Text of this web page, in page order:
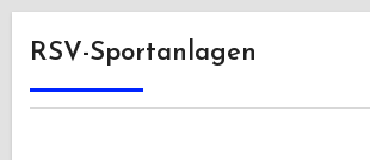
RSV-Sportanlagen